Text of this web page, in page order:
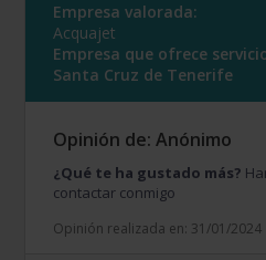
Empresa valorada:
Acquajet
Empresa que ofrece
Santa Cruz de Tenerife
Opinión de: Anónimo
¿Qué te ha gustado más?
contactar conmigo
Opinión realizada en: 31/01/2024